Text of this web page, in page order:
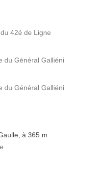
42é de Ligne
du Général Galliéni
du Général Galliéni
à 365 m